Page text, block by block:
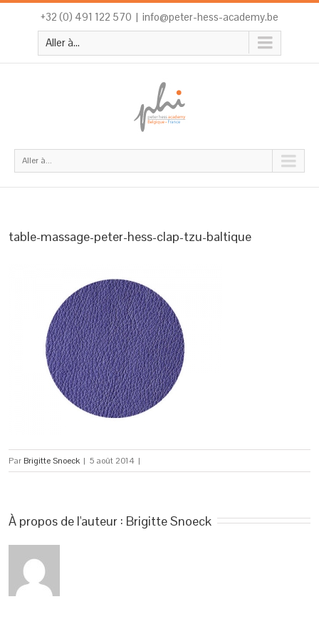
+32 (0) 491 122 570 | info@peter-hess-academy.be
Aller à...
Aller à...
table-massage-peter-hess-clap-tzu-baltique
Par Brigitte Snoeck | 5 août 2014 |
À propos de l'auteur : Brigitte Snoeck